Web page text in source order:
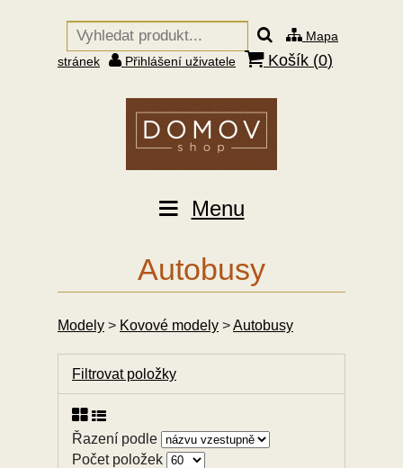
Mapa
stránek
Přihlášení uživatele Košík (0)
Menu
Autobusy
Modely > Kovové modely >Autobusy
Filtrovat položky
Řazení podle
Počet položek